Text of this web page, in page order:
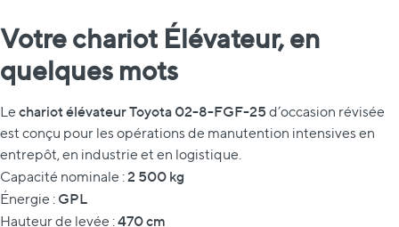
Votre chariot Élévateur, en
quelques mots
Le chariot élévateur Toyota 02-8-FGF-25 d’occasion révisée
est conçu pour les opérations de manutention intensives en
entrepôt, en industrie et en logistique.
Capacité nominale :2 500 kg
Énergie : GPL
Hauteur de levée :470 cm